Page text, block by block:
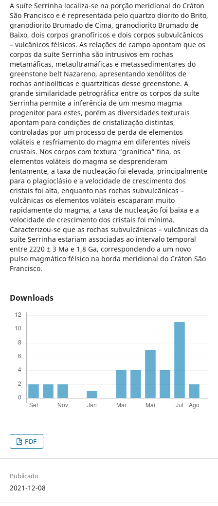
A suíte Serrinha localiza-se na porção meridional do Cráton
São Francisco e é representada pelo quartzo diorito do Brito,
granodiorito Brumado de Cima, granodiorito Brumado de
Baixo, dois corpos granofíricos e dois corpos subvulcânicos
– vulcânicos félsicos. As relações de campo apontam que os
corpos da suíte Serrinha são intrusivos em rochas
metamáficas, metaultramáficas e metassedimentares do
greenstone belt Nazareno, apresentando xenólitos de
rochas anfibolíticas e quartzíticas desse greenstone. A
grande similaridade petrográfica entre os corpos da suíte
Serrinha permite a inferência de um mesmo magma
progenitor para estes, porém as diversidades texturais
apontam para condições de cristalização distintas,
controladas por um processo de perda de elementos
voláteis e resfriamento do magma em diferentes níveis
crustais. Nos corpos com textura “granítica” fina, os
elementos voláteis do magma se desprenderam
lentamente, a taxa de nucleação foi elevada, principalmente
para o plagioclásio e a velocidade de crescimento dos
cristais foi alta, enquanto nas rochas subvulcânicas –
vulcânicas os elementos voláteis escaparam muito
rapidamente do magma, a taxa de nucleação foi baixa e a
velocidade de crescimento dos cristais foi mínima.
Caracterizou-se que as rochas subvulcânicas – vulcânicas da
suíte Serrinha estariam associadas ao intervalo temporal
entre 2220 ± 3 Ma e 1,8 Ga, correspondendo a um novo
pulso magmático félsico na borda meridional do Cráton São
Francisco.
Downloads
PDF
Publicado
2021-12-08